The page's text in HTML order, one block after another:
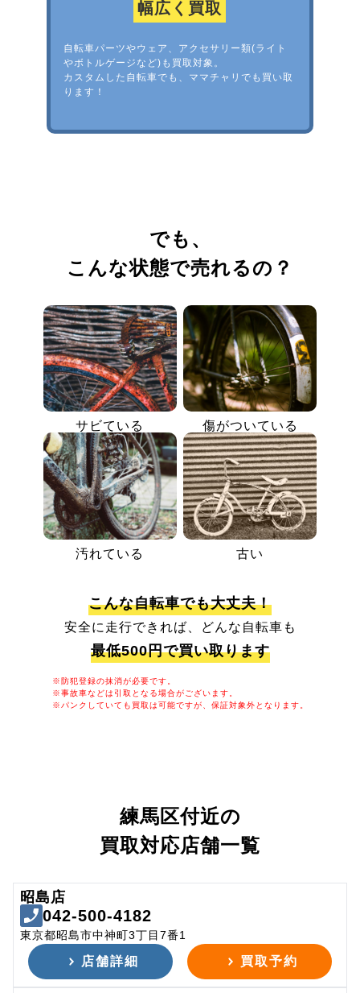
幅広く買取
自転車パーツやウェア、アクセサリー類(ライト
やボトルゲージなど)も買取対象。
カスタムした自転車でも、ママチャリでも買い取
ります！
でも、
こんな状態で売れるの？
サビている 傷がついている
汚れている 古い
こんな自転車でも大丈夫！
安全に走行できれば、どんな自転車も
最低500円で買い取ります
※防犯登録の抹消が必要です。
※事故車などは引取となる場合がございます。
※パンクしていても買取は可能ですが、保証対象外となります。
練馬区付近の
買取対応店舗一覧
昭島店
042-500-4182
東京都昭島市中神町3丁目7番1
店舗詳細 買取予約